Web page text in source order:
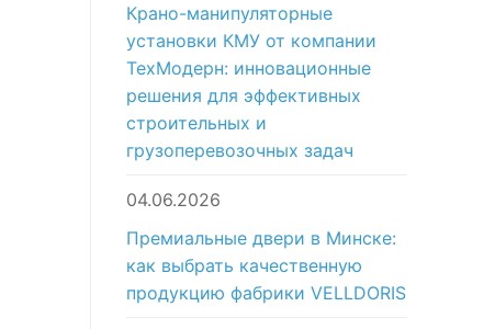
Крано-манипуляторные
установки КМУ от компании
ТехМодерн: инновационные
решения для эффективных
строительных и
грузоперевозочных задач
04.06.2026
Премиальные двери в Минске:
как выбрать качественную
продукцию фабрики VELLDORIS